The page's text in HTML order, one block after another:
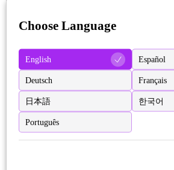
Choose Language
English Español
Deutsch Français
日本語 한국어
Português